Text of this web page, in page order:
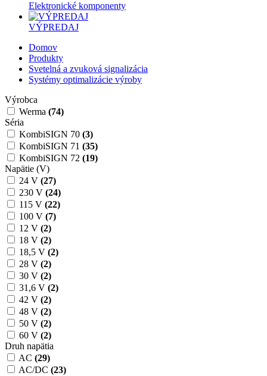
Elektronické komponenty
VÝPREDAJ
Domov
Produkty
Svetelná a zvuková signalizácia
Systémy optimalizácie výroby
Výrobca
Werma (74)
Séria
KombiSIGN 70 (3)
KombiSIGN 71 (35)
KombiSIGN 72 (19)
Napätie (V)
24 V (27)
230 V (24)
115 V (22)
100 V (7)
12 V (2)
18 V (2)
18,5 V (2)
28 V (2)
30 V (2)
31,6 V (2)
42 V (2)
48 V (2)
50 V (2)
60 V (2)
Druh napätia
AC (29)
AC/DC (23)